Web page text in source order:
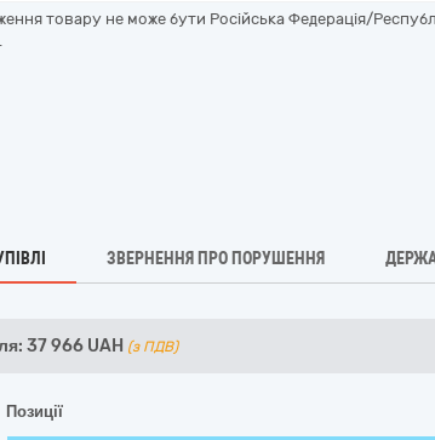
товару не може бути Російська Федерація/
ЗВЕРНЕННЯ ПРО ПОРУШЕННЯ
37 966 UAH (з ПДВ)
Позиції